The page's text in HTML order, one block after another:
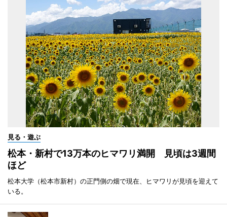
見る・遊ぶ
松本・新村で13万本のヒマワリ満開 見頃は3週間
ほど
松本大学（松本市新村）の正門側の畑で現在、ヒマワリが見頃を迎えて
いる。